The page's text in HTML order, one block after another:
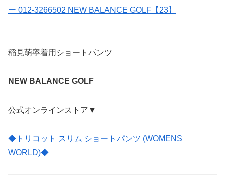
ー 012-3266502 NEW BALANCE GOLF【23】
稲見萌寧着用ショートパンツ
NEW BALANCE GOLF
公式オンラインストア▼
◆トリコット スリム ショートパンツ (WOMENS
WORLD)◆